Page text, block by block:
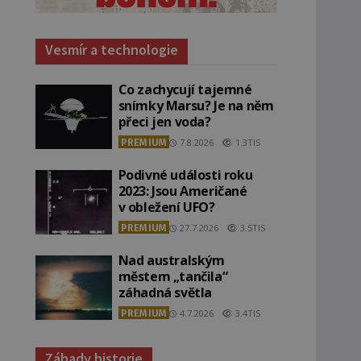
Vesmír a technologie
Co zachycují tajemné
snímky Marsu? Je na něm
přeci jen voda?
PREMIUM 7.8.2026 1.3TIS
Podivné události roku
2023: Jsou Američané
v obležení UFO?
PREMIUM 27.7.2026 3.5TIS
Nad australským
městem „tančila“
záhadná světla
PREMIUM 4.7.2026 3.4TIS